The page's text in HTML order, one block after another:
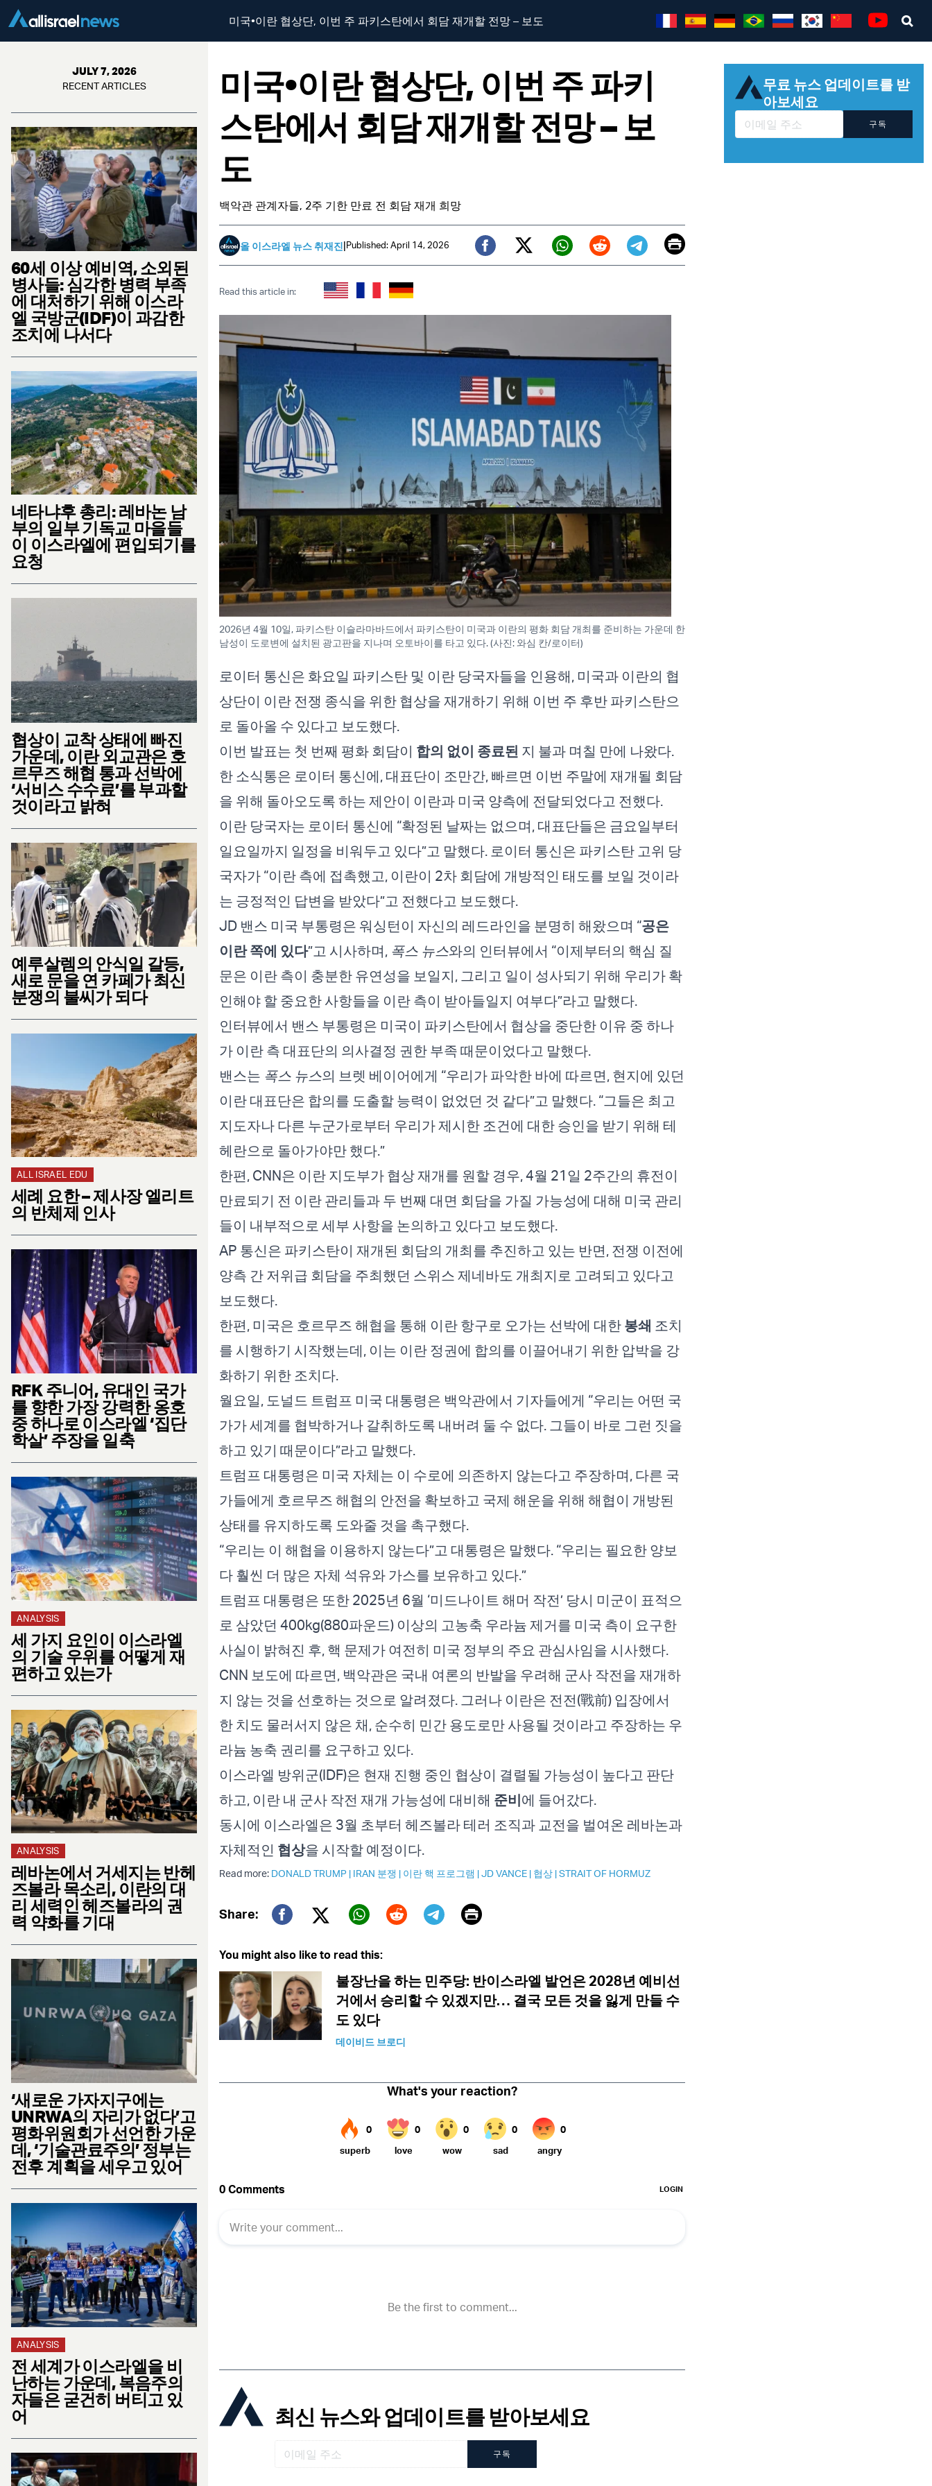
미국•이란 협상단, 이번 주 파키스탄에서 회담 재개할 전망 – 보도
JULY 7, 2026
RECENT ARTICLES
60세 이상 예비역, 소외된
병사들: 심각한 병력 부족
에 대처하기 위해 이스라
엘 국방군(IDF)이 과감한
조치에 나서다
네타냐후 총리: 레바논 남
부의 일부 기독교 마을들
이 이스라엘에 편입되기를
요청
협상이 교착 상태에 빠진
가운데, 이란 외교관은 호
르무즈 해협 통과 선박에
‘서비스 수수료’를 부과할
것이라고 밝혀
예루살렘의 안식일 갈등,
새로 문을 연 카페가 최신
분쟁의 불씨가 되다
ALL ISRAEL EDU
세례 요한 – 제사장 엘리트
의 반체제 인사
RFK 주니어, 유대인 국가
를 향한 가장 강력한 옹호
중 하나로 이스라엘 ‘집단
학살’ 주장을 일축
ANALYSIS
세 가지 요인이 이스라엘
의 기술 우위를 어떻게 재
편하고 있는가
ANALYSIS
레바논에서 거세지는 반헤
즈볼라 목소리, 이란의 대
리 세력인 헤즈볼라의 권
력 약화를 기대
‘새로운 가자지구에는
UNRWA의 자리가 없다’고
평화위원회가 선언한 가운
데, ‘기술관료주의’ 정부는
전후 계획을 세우고 있어
ANALYSIS
전 세계가 이스라엘을 비
난하는 가운데, 복음주의
자들은 굳건히 버티고 있
어
미국•이란 협상단, 이번 주 파키
스탄에서 회담 재개할 전망 – 보
도
백악관 관계자들, 2주 기한 만료 전 회담 재개 희망
올 이스라엘 뉴스 취재진|Published: April 14, 2026
Facebook
Twitter (X)
Whatsapp
RedditTelegram
EmailPrint
Read this article in:
2026년 4월 10일, 파키스탄 이슬라마바드에서 파키스탄이 미국과 이란의 평화 회담 개최를 준비하는 가운데 한
남성이 도로변에 설치된 광고판을 지나며 오토바이를 타고 있다. (사진: 와심 칸/로이터)
로이터 통신은 화요일 파키스탄 및 이란 당국자들을 인용해, 미국과 이란의 협
상단이 이란 전쟁 종식을 위한 협상을 재개하기 위해 이번 주 후반 파키스탄으
로 돌아올 수 있다고 보도했다.
이번 발표는 첫 번째 평화 회담이 합의 없이 종료된 지 불과 며칠 만에 나왔다.
한 소식통은 로이터 통신에, 대표단이 조만간, 빠르면 이번 주말에 재개될 회담
을 위해 돌아오도록 하는 제안이 이란과 미국 양측에 전달되었다고 전했다.
이란 당국자는 로이터 통신에 “확정된 날짜는 없으며, 대표단들은 금요일부터
일요일까지 일정을 비워두고 있다”고 말했다. 로이터 통신은 파키스탄 고위 당
국자가 “이란 측에 접촉했고, 이란이 2차 회담에 개방적인 태도를 보일 것이라
는 긍정적인 답변을 받았다”고 전했다고 보도했다.
JD 밴스 미국 부통령은 워싱턴이 자신의 레드라인을 분명히 해왔으며 “공은
이란 쪽에 있다”고 시사하며, 폭스 뉴스와의 인터뷰에서 “이제부터의 핵심 질
문은 이란 측이 충분한 유연성을 보일지, 그리고 일이 성사되기 위해 우리가 확
인해야 할 중요한 사항들을 이란 측이 받아들일지 여부다”라고 말했다.
인터뷰에서 밴스 부통령은 미국이 파키스탄에서 협상을 중단한 이유 중 하나
가 이란 측 대표단의 의사결정 권한 부족 때문이었다고 말했다.
밴스는 폭스 뉴스의 브렛 베이어에게 “우리가 파악한 바에 따르면, 현지에 있던
이란 대표단은 합의를 도출할 능력이 없었던 것 같다”고 말했다. “그들은 최고
지도자나 다른 누군가로부터 우리가 제시한 조건에 대한 승인을 받기 위해 테
헤란으로 돌아가야만 했다.”
한편, CNN은 이란 지도부가 협상 재개를 원할 경우, 4월 21일 2주간의 휴전이
만료되기 전 이란 관리들과 두 번째 대면 회담을 가질 가능성에 대해 미국 관리
들이 내부적으로 세부 사항을 논의하고 있다고 보도했다.
AP 통신은 파키스탄이 재개된 회담의 개최를 추진하고 있는 반면, 전쟁 이전에
양측 간 저위급 회담을 주최했던 스위스 제네바도 개최지로 고려되고 있다고
보도했다.
한편, 미국은 호르무즈 해협을 통해 이란 항구로 오가는 선박에 대한 봉쇄 조치
를 시행하기 시작했는데, 이는 이란 정권에 합의를 이끌어내기 위한 압박을 강
화하기 위한 조치다.
월요일, 도널드 트럼프 미국 대통령은 백악관에서 기자들에게 “우리는 어떤 국
가가 세계를 협박하거나 갈취하도록 내버려 둘 수 없다. 그들이 바로 그런 짓을
하고 있기 때문이다”라고 말했다.
트럼프 대통령은 미국 자체는 이 수로에 의존하지 않는다고 주장하며, 다른 국
가들에게 호르무즈 해협의 안전을 확보하고 국제 해운을 위해 해협이 개방된
상태를 유지하도록 도와줄 것을 촉구했다.
“우리는 이 해협을 이용하지 않는다”고 대통령은 말했다. “우리는 필요한 양보
다 훨씬 더 많은 자체 석유와 가스를 보유하고 있다.”
트럼프 대통령은 또한 2025년 6월 ‘미드나이트 해머 작전’ 당시 미군이 표적으
로 삼았던 400kg(880파운드) 이상의 고농축 우라늄 제거를 미국 측이 요구한
사실이 밝혀진 후, 핵 문제가 여전히 미국 정부의 주요 관심사임을 시사했다.
CNN 보도에 따르면, 백악관은 국내 여론의 반발을 우려해 군사 작전을 재개하
지 않는 것을 선호하는 것으로 알려졌다. 그러나 이란은 전전(戰前) 입장에서
한 치도 물러서지 않은 채, 순수히 민간 용도로만 사용될 것이라고 주장하는 우
라늄 농축 권리를 요구하고 있다.
이스라엘 방위군(IDF)은 현재 진행 중인 협상이 결렬될 가능성이 높다고 판단
하고, 이란 내 군사 작전 재개 가능성에 대비해 준비에 들어갔다.
동시에 이스라엘은 3월 초부터 헤즈볼라 테러 조직과 교전을 벌여온 레바논과
자체적인 협상을 시작할 예정이다.
Read more: DONALD TRUMP | IRAN 분쟁 | 이란 핵 프로그램 |JD VANCE | 협상 |STRAIT OF HORMUZ
Share:
Twitter (X)
Print
You might also like to read this:
불장난을 하는 민주당: 반이스라엘 발언은 2028년 예비선
거에서 승리할 수 있겠지만… 결국 모든 것을 잃게 만들 수
도 있다
데이비드 브로디
최신 뉴스와 업데이트를 받아보세요
구독
무료 뉴스 업데이트를 받
아보세요
구독